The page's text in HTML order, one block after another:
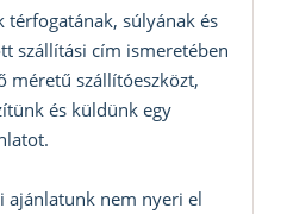
súlyának és
szállítási cím ismeretében
méretű szállítóeszközt,
és küldünk egy
ajánlatunk nem nyeri el